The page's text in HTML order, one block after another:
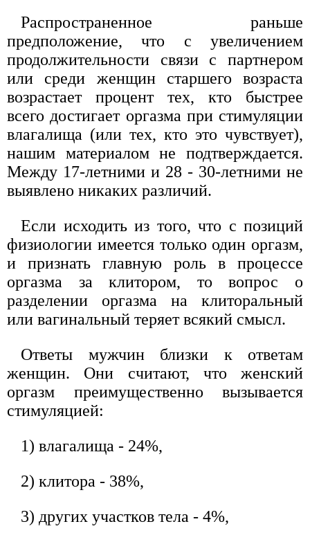
Распространенное раньше
предположение, что с увеличением
продолжительности связи с партнером
или среди женщин старшего возраста
возрастает процент тех, кто быстрее
всего достигает оргазма при стимуляции
влагалища (или тех, кто это чувствует),
нашим материалом не подтверждается.
Между 17-летними и 28 - 30-летними не
выявлено никаких различий.
Если исходить из того, что с позиций
физиологии имеется только один оргазм,
и признать главную роль в процессе
оргазма за клитором, то вопрос о
разделении оргазма на клиторальный
или вагинальный теряет всякий смысл.
Ответы мужчин близки к ответам
женщин. Они считают, что женский
оргазм преимущественно вызывается
стимуляцией:
1) влагалища - 24%,
2) клитора - 38%,
3) других участков тела - 4%,